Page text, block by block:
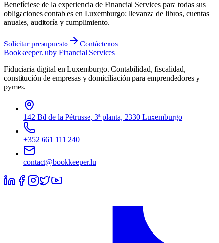
Benefíciese de la experiencia de Financial Services para todas sus
obligaciones contables en Luxemburgo: llevanza de libros, cuentas
anuales, auditoría y cumplimiento.
Solicitar presupuesto
Contáctenos
Bookkeeper.luby Financial Services
Fiduciaria digital en Luxemburgo. Contabilidad, fiscalidad,
constitución de empresas y domiciliación para emprendedores y
pymes.
142 Bd de la Pétrusse, 3ª planta, 2330 Luxemburgo
+352 661 111 240
contact@bookkeeper.lu